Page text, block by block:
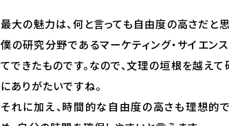
最大の魅力は、何と言っても自由度の高さだと思
僕の研究分野であるマーケティング・サイエン
てできたものです。なので、文理の垣根を越え
にありがたいですね。
それに加え、時間的な自由度の高さも理想的